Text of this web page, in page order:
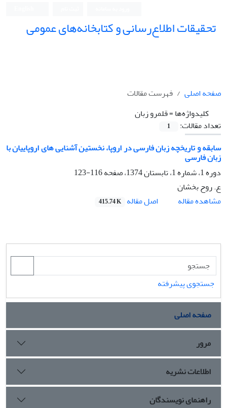
تحقیقات اطلاع‌رسانی و کتابخانه‌های عمومی
صفحه اصلی
فهرست مقالات
کلیدواژه‌ها =قلمرو زبان
تعداد مقالات:
1
سابقه و تاریخچه زبان فارسی در اروپا، نخستین آشنایی های اروپاییان با
زبان فارسی
دوره 1، شماره 1، تابستان 1374، صفحه
116-123
ع. روح بخشان
مشاهده مقاله
اصل مقاله 415.74 K
جستجوی پیشرفته
صفحه اصلی
مرور
اطلاعات نشریه
راهنمای نویسندگان